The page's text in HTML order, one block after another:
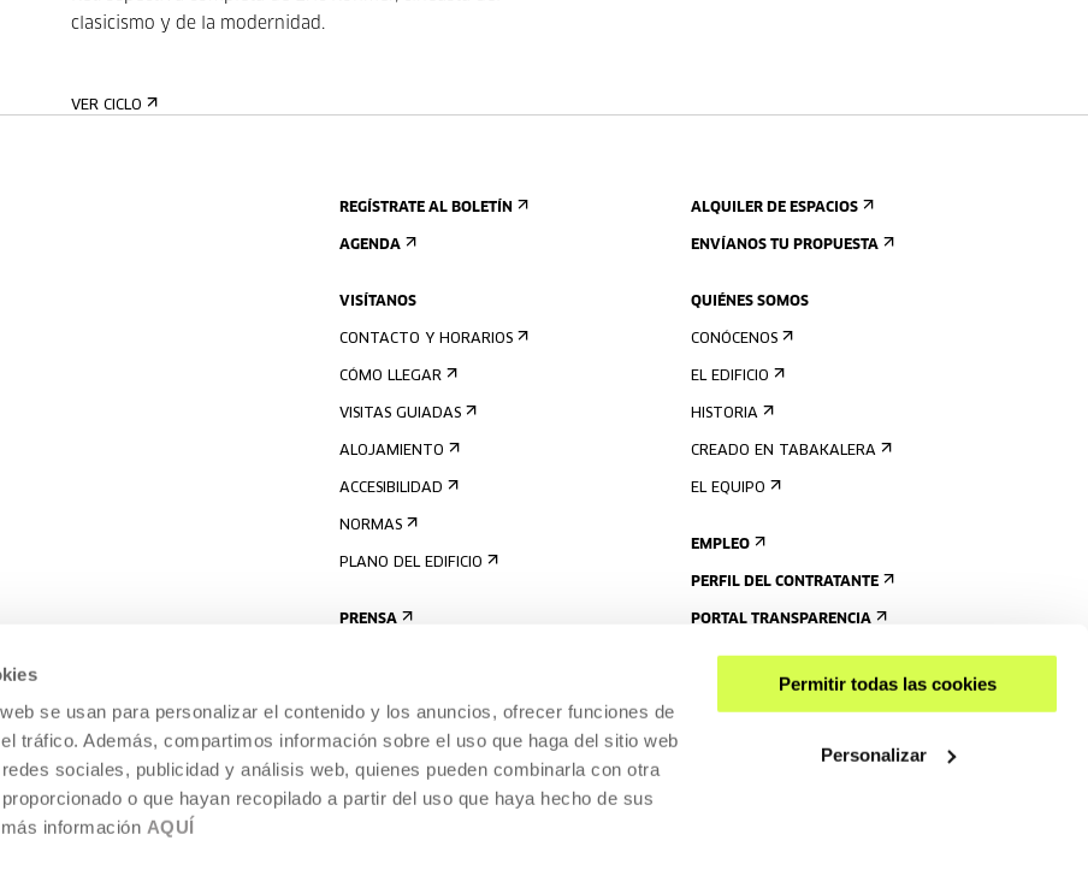
se usan para personalizar el contenido y los anuncios, ofrecer funciones de
tráfico. Además, compartimos información sobre el uso que haga del sitio web
sociales, publicidad y análisis web, quienes pueden combinarla con otra
o que hayan recopilado a partir del uso que haya hecho de sus
información AQUÍ
Permitir todas las cookies
Personalizar
clasicismo y de la modernidad.
VER CICLO
REGÍSTRATE AL BOLETÍN
AGENDA
VISÍTANOS
CONTACTO Y HORARIOS
CÓMO LLEGAR
VISITAS GUIADAS
ALOJAMIENTO
ACCESIBILIDAD
NORMAS
PLANO DEL EDIFICIO
PRENSA
ALQUILER DE ESPACIOS
ENVÍANOS TU PROPUESTA
QUIÉNES SOMOS
CONÓCENOS
EL EDIFICIO
HISTORIA
CREADO EN TABAKALERA
EL EQUIPO
EMPLEO
PERFIL DEL CONTRATANTE
PORTAL TRANSPARENCIA